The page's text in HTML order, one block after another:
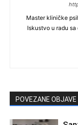
Master kliničke
Iskustvo u radu
POVEZANE OBJAVE